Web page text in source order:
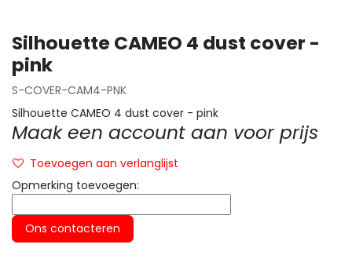
Silhouette CAMEO 4 dust cover -
pink
S-COVER-CAM4-PNK
Silhouette CAMEO 4 dust cover - pink
Maak een account aan voor prijs
Toevoegen aan verlanglijst
Opmerking toevoegen:
Ons contacteren